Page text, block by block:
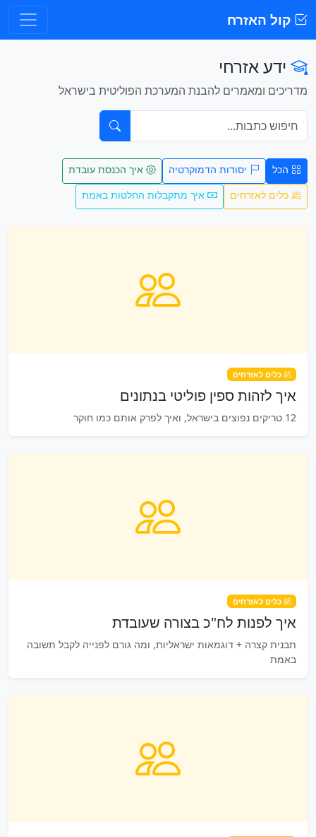
קול האזרח
ידע אזרחי
מדריכים ומאמרים להבנת המערכת הפוליטית בישראל
הכל יסודות הדמוקרטיה
איך הכנסת עובדת
כלים לאזרחים
איך מתקבלות החלטות באמת
כלים לאזרחים
איך לזהות ספין פוליטי בנתונים
12 טריקים נפוצים בישראל, ואיך לפרק אותם כמו חוקר
כלים לאזרחים
איך לפנות לח"כ בצורה שעובדת
תבנית קצרה + דוגמאות ישראליות, ומה גורם לפנייה לקבל תשובה
באמת